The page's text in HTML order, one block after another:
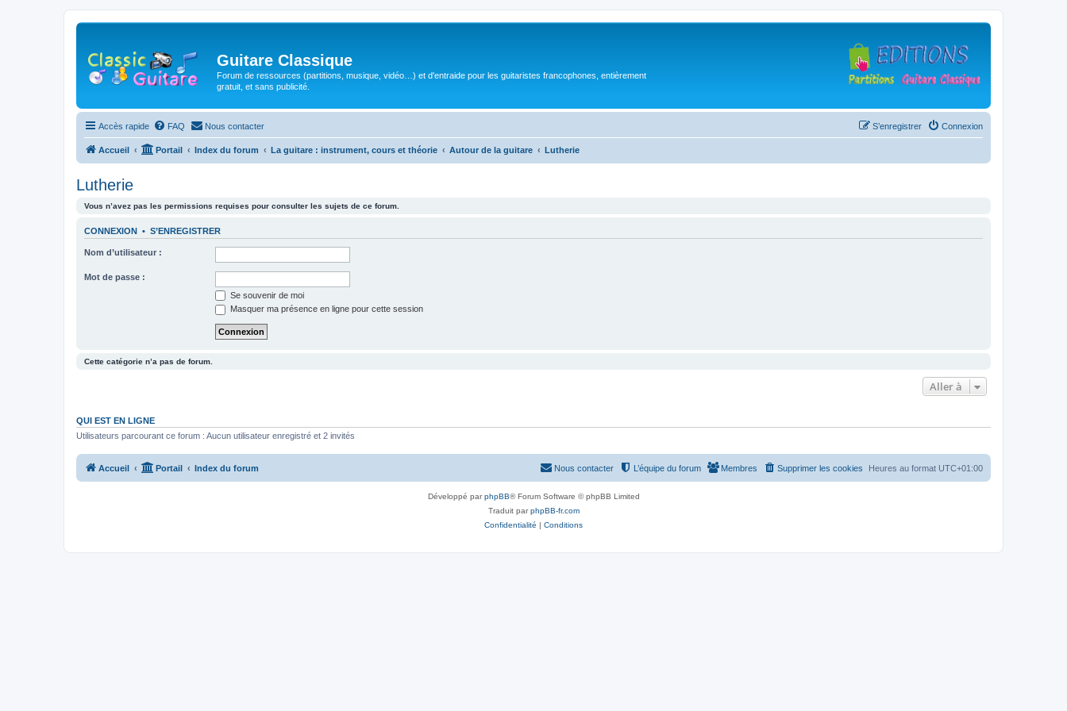
Guitare Classique
Forum de ressources (partitions, musique, vidéo…) et d'entraide pour les guitaristes francophones, entièrement
gratuit, et sans publicité.
Accès rapide FAQ Nous contacter Connexion
S’enregistrer
Accueil Portail Index du forum La guitare : instrument, cours et théorie Autour de la guitare Lutherie
Lutherie
Vous n’avez pas les permissions requises pour consulter les sujets de ce forum.
CONNEXION • S’ENREGISTRER
Nom d’utilisateur :
Mot de passe :
Se souvenir de moi
Masquer ma présence en ligne pour cette session
Cette catégorie n’a pas de forum.
Aller à
QUI EST EN LIGNE
Utilisateurs parcourant ce forum : Aucun utilisateur enregistré et 2 invités
Accueil Portail Index du forum Heures au format UTC+01:00
Supprimer les cookies
Membres
L’équipe du forum
Nous contacter
Développé parphpBB® Forum Software © phpBB Limited
Traduit parphpBB-fr.com
Confidentialité | Conditions